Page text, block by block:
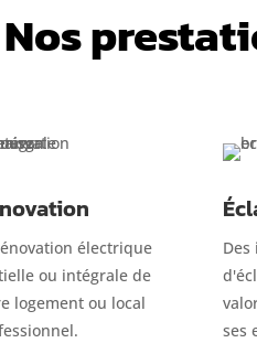
Nos
électrique
ou intégrale de
logement ou local
ses